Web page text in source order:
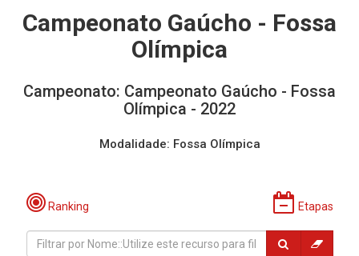
Campeonato Gaúcho - Fossa
Olímpica
Campeonato: Campeonato Gaúcho - Fossa
Olímpica - 2022
Modalidade: Fossa Olímpica
Ranking Etapas